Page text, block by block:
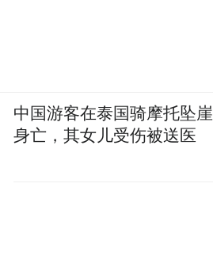
中国游客在泰国骑摩托坠崖
身亡，其女儿受伤被送医